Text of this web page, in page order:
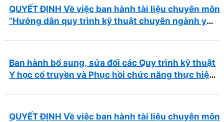
QUYẾT ĐỊNH Về việc ban hành tài liệu chuyên môn
“Hướng dẫn quy trình kỹ thuật chuyên ngành y
Ban hành bổ sung, sửa đổi các Quy trình kỹ thuật
Y học cổ truyền và Phục hồi chức năng thực hiện
QUYẾT ĐỊNH Về việc ban hành tài liệu chuyên môn